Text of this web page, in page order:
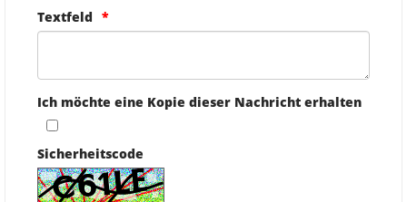
Textfeld
Ich möchte eine Kopie dieser Nachricht erhalten
Sicherheitscode